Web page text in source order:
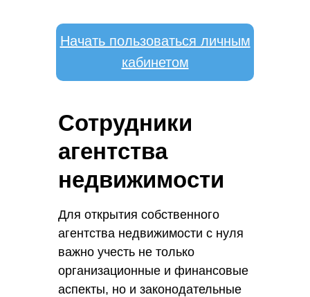
Начать пользоваться личным
кабинетом
Сотрудники
агентства
недвижимости
Для открытия собственного
агентства недвижимости с нуля
важно учесть не только
организационные и финансовые
аспекты, но и законодательные